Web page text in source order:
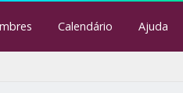
Calendário Ajuda